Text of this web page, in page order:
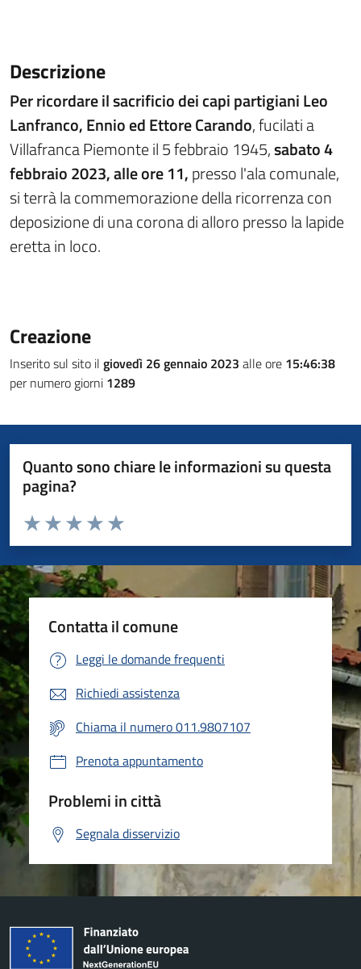
Descrizione
Per ricordare il sacrificio dei capi partigiani Leo
Lanfranco, Ennio ed Ettore Carando, fucilati a
Villafranca Piemonte il 5 febbraio 1945,sabato 4
febbraio 2023, alle ore 11,presso l'ala comunale,
si terrà la commemorazione della ricorrenza con
deposizione di una corona di alloro presso la lapide
eretta in loco.
Creazione
Inserito sul sito il giovedì 26 gennaio 2023 alle ore 15:46:38
per numero giorni 1289
Quanto sono chiare le informazioni su questa
pagina?
Valuta da 1 a 5 stelle la pagina
Valuta 5 stelle su 5
Valuta 4 stelle su 5
Valuta 3 stelle su 5
Valuta 2 stelle su 5
Valuta 1 stelle su 5
Contatta il comune
Leggi le domande frequenti
Richiedi assistenza
Chiama il numero 011.9807107
Prenota appuntamento
Problemi in città
Segnala disservizio